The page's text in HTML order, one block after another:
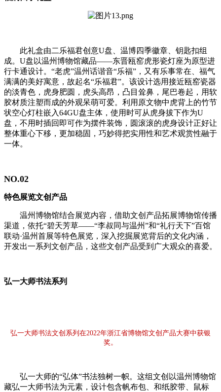
此礼盒由二乐福君创意U盘、温博四季徽章、钥匙扣组
成。U盘以温州博物馆藏品——东晋瓯窑虎形瓷灯座为原型进
行卡通设计。“老虎”温州话谐音“乐福”，又有乐事常在、福气
满满的美好寓意，故起名“乐福君”。该设计选用接近瓯窑瓷器
的淡青色，虎身肥圆，虎头高昂，凸目耸鼻，尾巴卷起，用软
胶材质注塑而成的外观呆萌可爱。利用原文物中虎背上的竹节
状空心灯柱嵌入64GU盘主体，使用时可从虎身拔下作为U
盘，不用时插回即可作为摆件装饰，圆滚滚的虎身设计正好让
整体重心下移，更加稳固，巧妙得把实用性和艺术观赏性融于
一体。
NO.02
特色展览文创产品
温州博物馆结合展览内容，借助文创产品拓展博物馆传播
渠道，依托“碧天芳草——“李叔同与温州”和“礼行天下”百馆
联动·温州首展等特色展览，深入挖掘展览背后的文化内涵，
开发出一系列文创产品，这些文创产品受到广大观众的喜爱。
弘一大师书法系列
弘一大师书法文创系列在2022年浙江省博物馆文创产品大赛中获银
奖。
弘一大师的“弘体”书法独树一帜。这组文创以温州博物馆
藏弘一大师书法为元素，设计包含帆布包、和纸胶带、鼠标